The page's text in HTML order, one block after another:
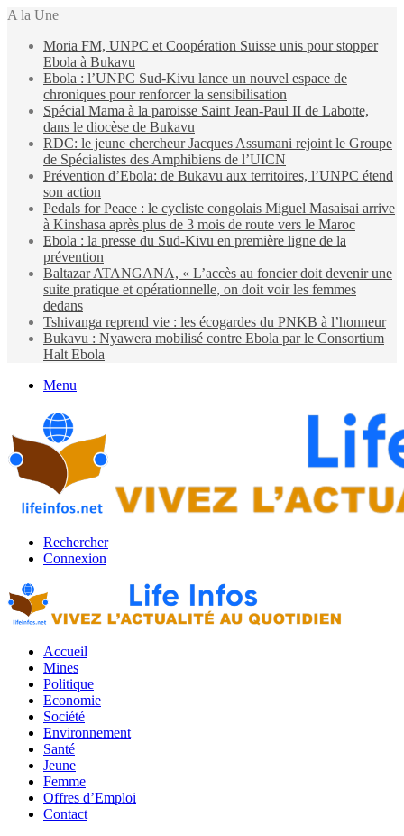
A la Une
Moria FM, UNPC et Coopération Suisse unis pour stopper
Ebola à Bukavu
Ebola : l’UNPC Sud-Kivu lance un nouvel espace de
chroniques pour renforcer la sensibilisation
Spécial Mama à la paroisse Saint Jean-Paul II de Labotte,
dans le diocèse de Bukavu
RDC: le jeune chercheur Jacques Assumani rejoint le Groupe
de Spécialistes des Amphibiens de l’UICN
Prévention d’Ebola: de Bukavu aux territoires, l’UNPC étend
son action
Pedals for Peace : le cycliste congolais Miguel Masaisai arrive
à Kinshasa après plus de 3 mois de route vers le Maroc
Ebola : la presse du Sud-Kivu en première ligne de la
prévention
Baltazar ATANGANA, « L’accès au foncier doit devenir une
suite pratique et opérationnelle, on doit voir les femmes
dedans
Tshivanga reprend vie : les écogardes du PNKB à l’honneur
Bukavu : Nyawera mobilisé contre Ebola par le Consortium
Halt Ebola
Menu
Rechercher
Connexion
Accueil
Mines
Politique
Economie
Société
Environnement
Santé
Jeune
Femme
Offres d’Emploi
Contact